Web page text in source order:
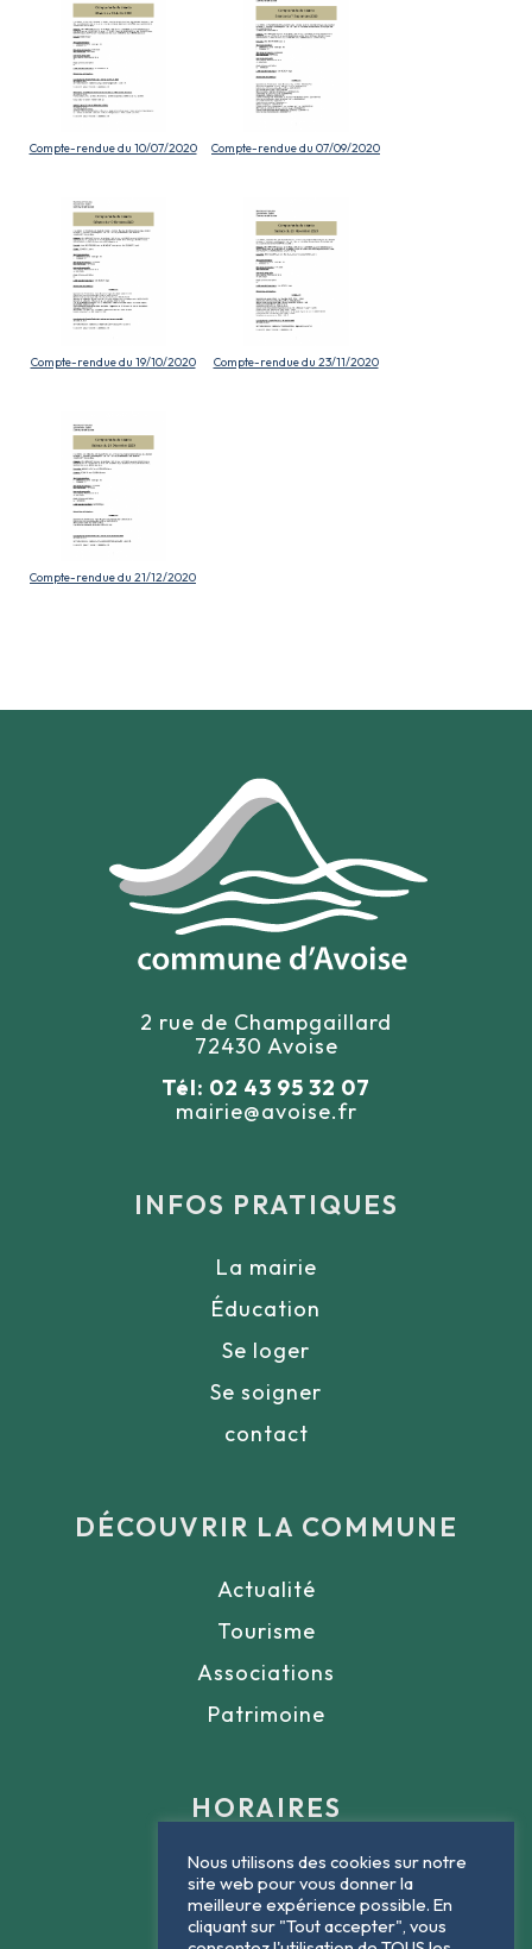
Compte-rendue du 10/07/2020 Compte-rendue du 07/09/2020
Compte-rendue du 19/10/2020 Compte-rendue du 23/11/2020
Compte-rendue du 21/12/2020
2 rue de Champgaillard
72430 Avoise
Tél: 02 43 95 32 07
mairie@avoise.fr
INFOS PRATIQUES
La mairie
Éducation
Se loger
Se soigner
contact
DÉCOUVRIR LA COMMUNE
Actualité
Tourisme
Associations
Patrimoine
HORAIRES
Lundi : 9h - 12h
Mardi : 9h - 12h
Nous utilisons des cookies sur notre
site web pour vous donner la
meilleure expérience possible. En
cliquant sur "Tout accepter", vous